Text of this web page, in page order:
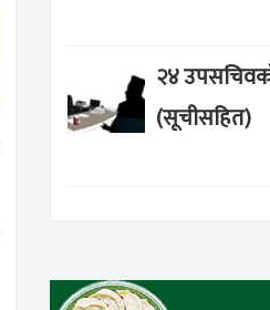
२४
(सूचीसहित)